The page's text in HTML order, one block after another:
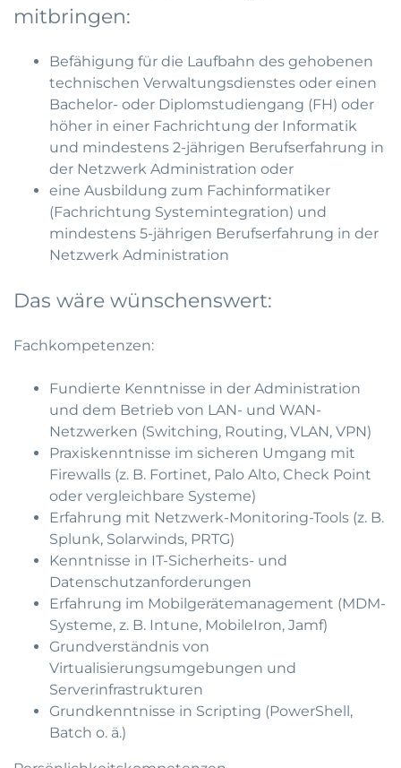
mitbringen:
Befähigung für die Laufbahn des gehobenen
technischen Verwaltungsdienstes oder einen
Bachelor- oder Diplomstudiengang (FH) oder
höher in einer Fachrichtung der Informatik
und mindestens 2-jährigen Berufserfahrung in
der Netzwerk Administration oder
eine Ausbildung zum Fachinformatiker
(Fachrichtung Systemintegration) und
mindestens 5-jährigen Berufserfahrung in der
Netzwerk Administration
Das wäre wünschenswert:
Fachkompetenzen:
Fundierte Kenntnisse in der Administration
und dem Betrieb von LAN- und WAN-
Netzwerken (Switching, Routing, VLAN, VPN)
Praxiskenntnisse im sicheren Umgang mit
Firewalls (z. B. Fortinet, Palo Alto, Check Point
oder vergleichbare Systeme)
Erfahrung mit Netzwerk-Monitoring-Tools (z. B.
Splunk, Solarwinds, PRTG)
Kenntnisse in IT-Sicherheits- und
Datenschutzanforderungen
Erfahrung im Mobilgerätemanagement (MDM-
Systeme, z. B. Intune, MobileIron, Jamf)
Grundverständnis von
Virtualisierungsumgebungen und
Serverinfrastrukturen
Grundkenntnisse in Scripting (PowerShell,
Batch o. ä.)